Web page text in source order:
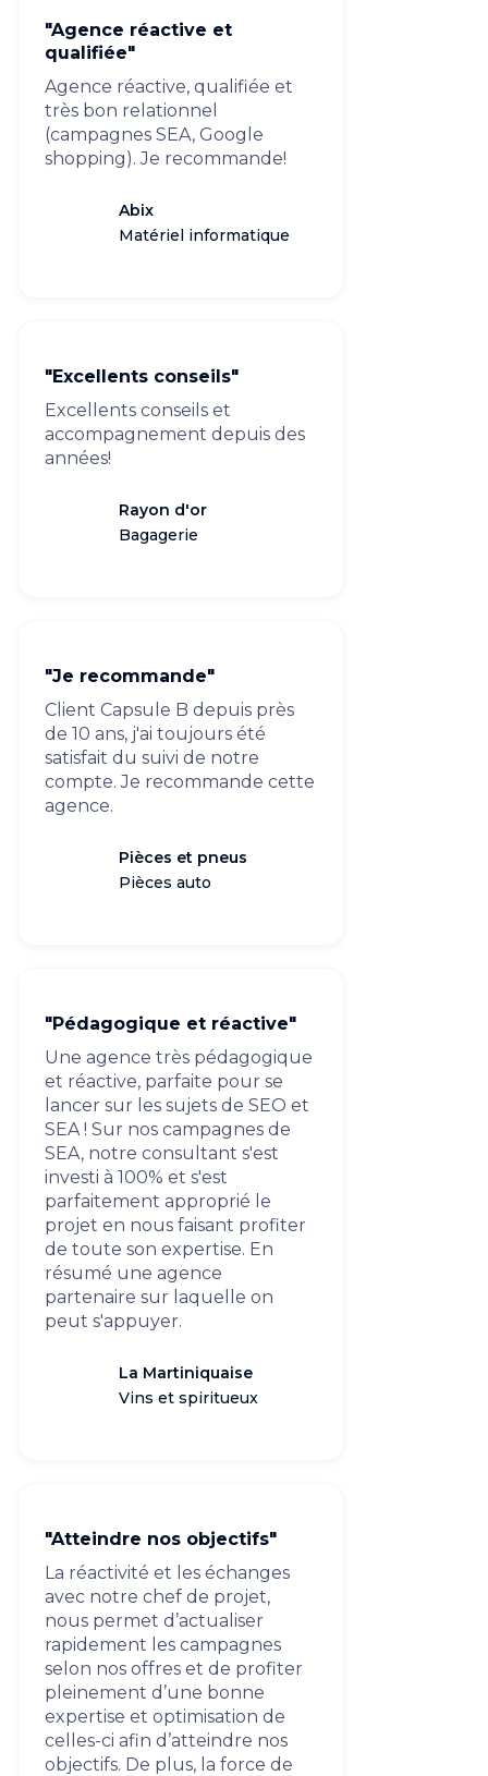
"Agence réactive et
qualifiée"
Agence réactive, qualifiée et
très bon relationnel
(campagnes SEA, Google
shopping). Je recommande!
Abix
Matériel informatique
"Excellents conseils"
Excellents conseils et
accompagnement depuis des
années!
Rayon d'or
Bagagerie
"Je recommande"
Client Capsule B depuis près
de 10 ans, j'ai toujours été
satisfait du suivi de notre
compte. Je recommande cette
agence.
Pièces et pneus
Pièces auto
"Pédagogique et réactive"
Une agence très pédagogique
et réactive, parfaite pour se
lancer sur les sujets de SEO et
SEA ! Sur nos campagnes de
SEA, notre consultant s'est
investi à 100% et s'est
parfaitement approprié le
projet en nous faisant profiter
de toute son expertise. En
résumé une agence
partenaire sur laquelle on
peut s'appuyer.
La Martiniquaise
Vins et spiritueux
"Atteindre nos objectifs"
La réactivité et les échanges
avec notre chef de projet,
nous permet d’actualiser
rapidement les campagnes
selon nos offres et de profiter
pleinement d’une bonne
expertise et optimisation de
celles-ci afin d’atteindre nos
objectifs. De plus, la force de